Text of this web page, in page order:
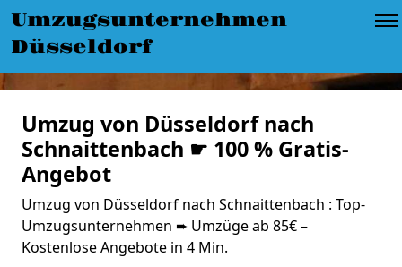
Umzugsunternehmen
Düsseldorf
Umzug von Düsseldorf nach
Schnaittenbach ☛ 100 % Gratis-
Angebot
Umzug von Düsseldorf nach Schnaittenbach : Top-
Umzugsunternehmen ➨ Umzüge ab 85€ –
Kostenlose Angebote in 4 Min.